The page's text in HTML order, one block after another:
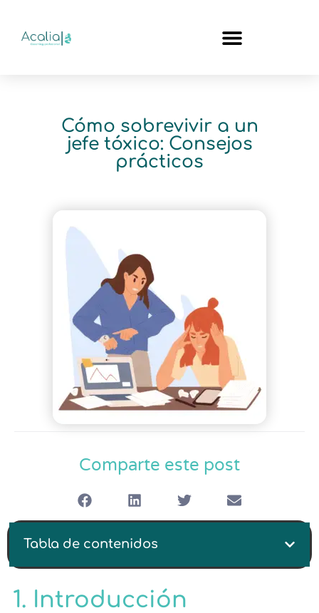
Cómo sobrevivir a un
jefe tóxico: Consejos
prácticos
Comparte este post
Tabla de contenidos
1. Introducción